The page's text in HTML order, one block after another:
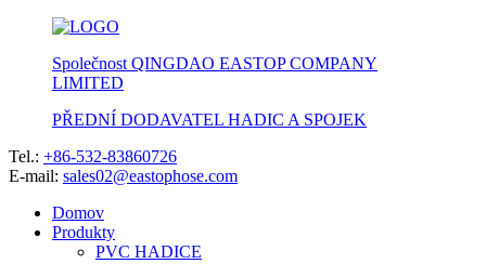
Společnost QINGDAO EASTOP COMPANY
LIMITED
PŘEDNÍ DODAVATEL HADIC A SPOJEK
Tel.: +86-532-83860726
E-mail: sales02@eastophose.com
Domov
Produkty
PVC HADICE